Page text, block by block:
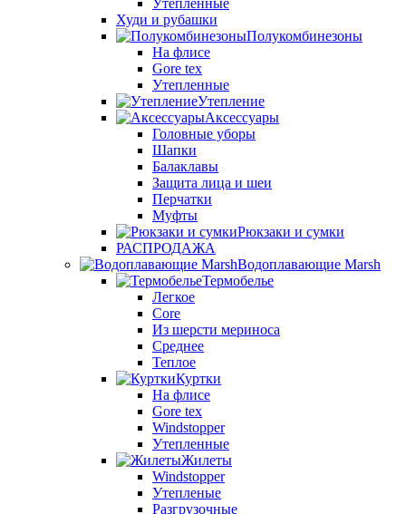
Утепленные
Худи и рубашки
Полукомбинезоны
На флисе
Gore tex
Утепленные
Утепление
Аксессуары
Головные уборы
Шапки
Балаклавы
Защита лица и шеи
Перчатки
Муфты
Рюкзаки и сумки
РАСПРОДАЖА
Водоплавающие Marsh
Термобелье
Легкое
Core
Из шерсти мериноса
Среднее
Теплое
Куртки
На флисе
Gore tex
Windstopper
Утепленные
Жилеты
Windstopper
Утепленые
Разгрузочные